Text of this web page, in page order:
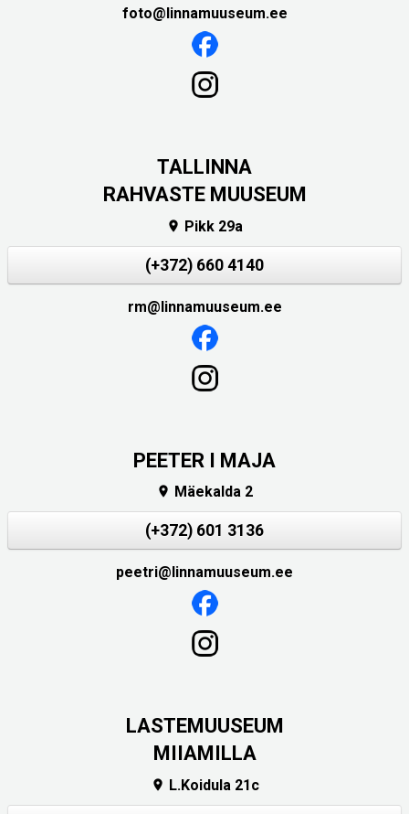
foto@linnamuuseum.ee
TALLINNA
RAHVASTE MUUSEUM
 Pikk 29a
(+372) 660 4140
rm@linnamuuseum.ee
PEETER I MAJA
 Mäekalda 2
(+372) 601 3136
peetri@linnamuuseum.ee
LASTEMUUSEUM
MIIAMILLA
 L.Koidula 21c